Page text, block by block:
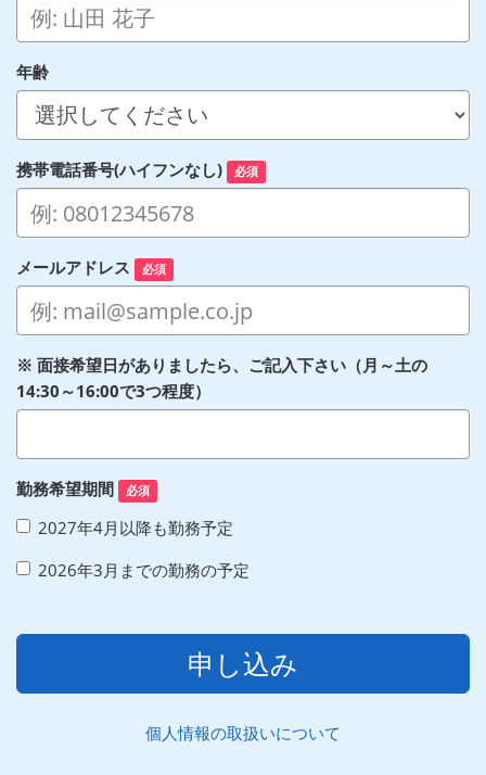
年齢
携帯電話番号(ハイフンなし) 必須
メールアドレス 必須
※ 面接希望日がありましたら、ご記入下さい（月～土の
14:30～16:00で3つ程度）
勤務希望期間 必須
2027年4月以降も勤務予定
2026年3月までの勤務の予定
申し込み
個人情報の取扱いについて